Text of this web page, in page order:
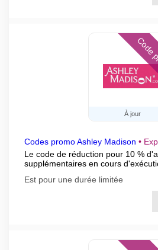
À jour
Codes promo Ashley Madison •
Le code de réduction pour 10 %
supplémentaires en cours
Est pour une durée limitée